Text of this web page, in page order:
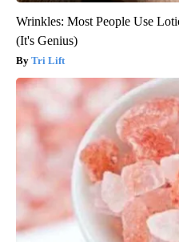
Wrinkles: Most People Use
(It's Genius)
Tri Lift